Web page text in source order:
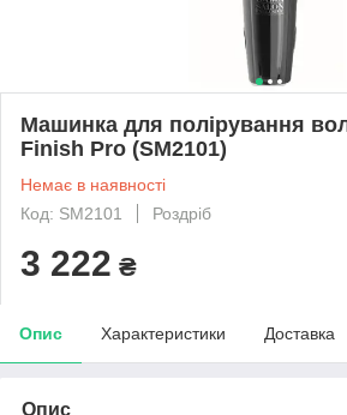
Машинка для полірування
Finish Pro (SM2101)
Немає в наявності
Код: SM2101
Роздріб
3 222 ₴
Опис Характеристики Доставка
Опис